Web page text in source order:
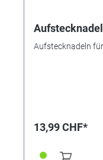
Aufstecknadeln
13,99 CHF*